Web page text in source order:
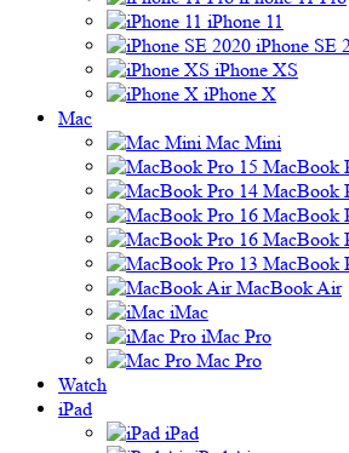
iPhone 11
iPhone SE
iPhone XS
iPhone X
Mac
Mac Mini
MacBook
MacBook
MacBook
MacBook
MacBook
MacBook Air
iMac
iMac Pro
Mac Pro
Watch
iPad
iPad